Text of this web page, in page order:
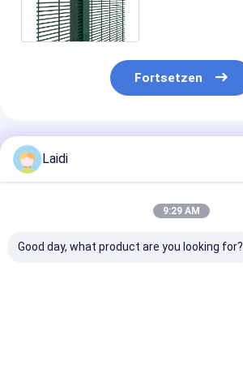
Fortsetzen
Empfohlene Produkte
Laidi
9:29 AM
Good day, what product are you looking for?